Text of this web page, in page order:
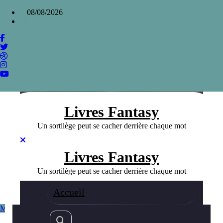
contenu
08/08/2026
Livres Fantasy
Un sortilège peut se cacher derrière chaque mot
Livres Fantasy
Un sortilège peut se cacher derrière chaque mot
Accueil
La Mort du Roi Tsongor, tragédie et quête
de paix par Laurent Gaudé
Meilleurs livres Fantasy